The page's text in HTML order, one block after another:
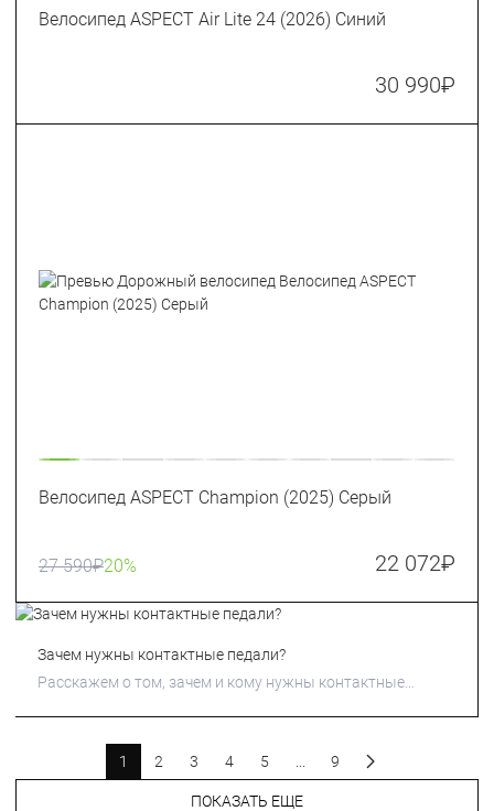
Велосипед ASPECT Air Lite 24 (2026) Синий
30 990₽
Велосипед ASPECT Champion (2025) Серый
27 590₽20% 22 072₽
Зачем нужны контактные педали?
Расскажем о том, зачем и кому нужны контактные
ПОКАЗАТЬ ЕЩЕ
1 2 3 4 5 9